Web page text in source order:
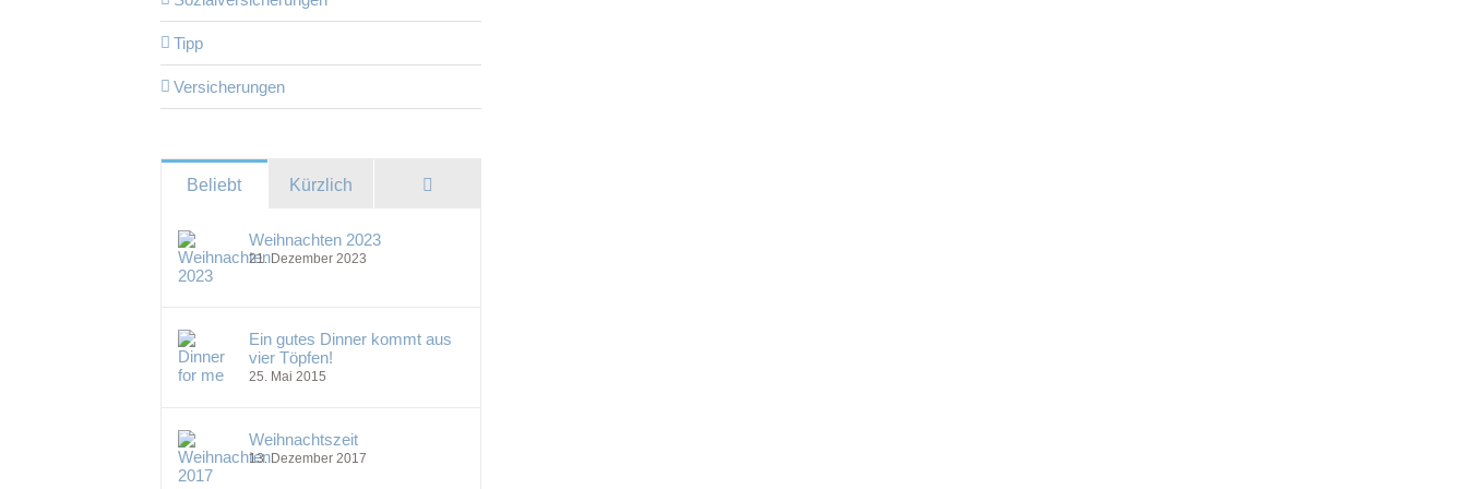
Tipp
Versicherungen
Beliebt Kürzlich
Weihnachten 2023
21. Dezember 2023
Ein gutes Dinner kommt aus
vier Töpfen!
25. Mai 2015
Weihnachtszeit
13. Dezember 2017